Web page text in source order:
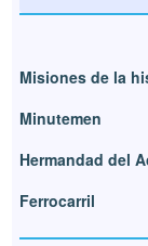
Misiones de la
Minutemen
Hermandad del
Ferrocarril